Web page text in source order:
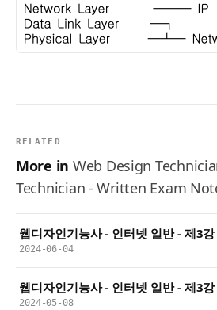
RELATED
More in Web Design
Technician - Written Exam
웹디자인기능사 - 인터넷 일반 - 제3
2024-06-04
웹디자인기능사 - 인터넷 일반 - 제3
2024-05-08